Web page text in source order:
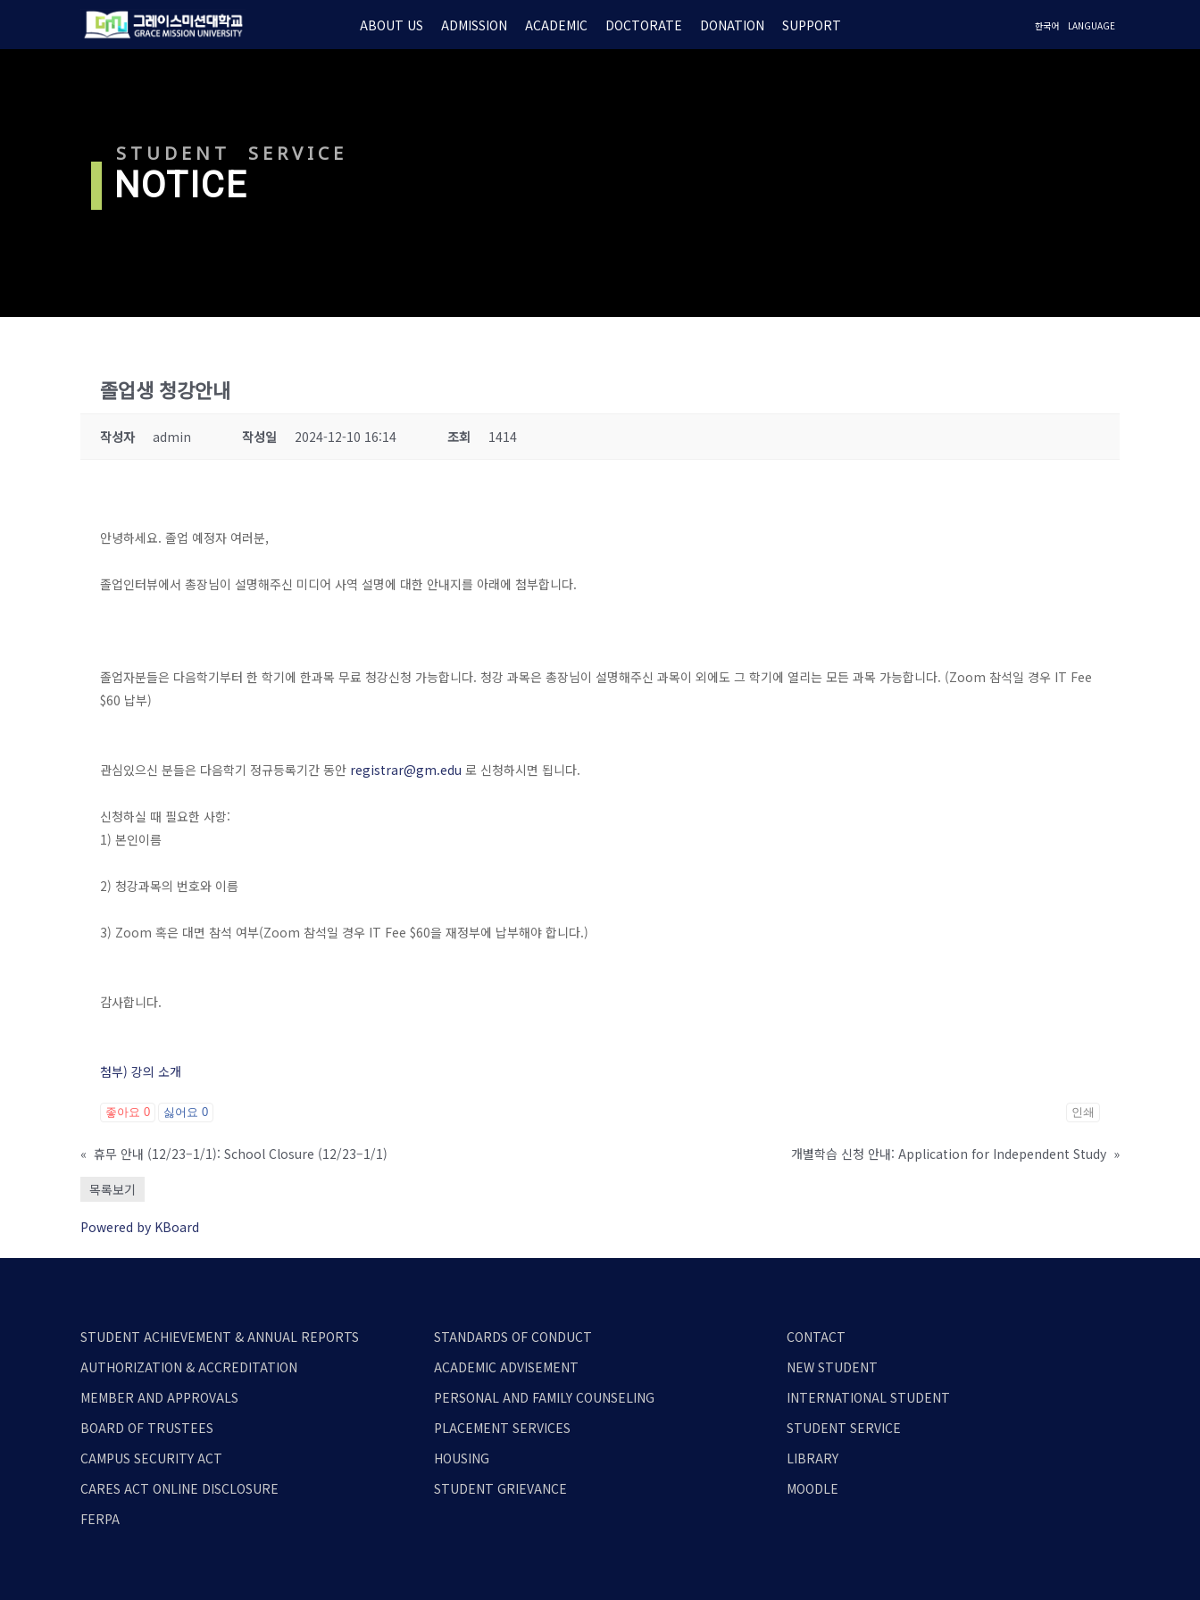
ABOUT US ADMISSION ACADEMIC DOCTORATE DONATION SUPPORT 한국어 LANGUAGE
STUDENT SERVICE
NOTICE
졸업생 청강안내
작성자 admin 작성일 2024-12-10 16:14 조회 1414
안녕하세요. 졸업 예정자 여러분,
졸업인터뷰에서 총장님이 설명해주신 미디어 사역 설명에 대한 안내지를 아래에 첨부합니다.
졸업자분들은 다음학기부터 한 학기에 한과목 무료 청강신청 가능합니다. 청강 과목은 총장님이 설명해주신 과목이 외에도 그 학기에 열리는 모든 과목 가능합니다. (Zoom 참석일 경우 IT Fee
$60 납부)
관심있으신 분들은 다음학기 정규등록기간 동안 registrar@gm.edu 로 신청하시면 됩니다.
신청하실 때 필요한 사항:
1) 본인이름
2) 청강과목의 번호와 이름
3) Zoom 혹은 대면 참석 여부(Zoom 참석일 경우 IT Fee $60을 재정부에 납부해야 합니다.)
감사합니다.
첨부) 강의 소개
좋아요 0 싫어요 0 인쇄
« 휴무 안내 (12/23–1/1): School Closure (12/23–1/1) 개별학습 신청 안내: Application for Independent Study »
목록보기
Powered by KBoard
STUDENT ACHIEVEMENT & ANNUAL REPORTS
AUTHORIZATION & ACCREDITATION
MEMBER AND APPROVALS
BOARD OF TRUSTEES
CAMPUS SECURITY ACT
CARES ACT ONLINE DISCLOSURE
FERPA
STANDARDS OF CONDUCT
ACADEMIC ADVISEMENT
PERSONAL AND FAMILY COUNSELING
PLACEMENT SERVICES
HOUSING
STUDENT GRIEVANCE
CONTACT
NEW STUDENT
INTERNATIONAL STUDENT
STUDENT SERVICE
LIBRARY
MOODLE